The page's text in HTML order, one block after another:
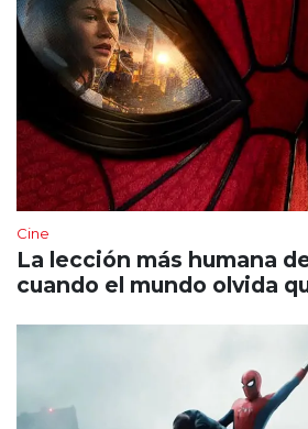
Cine
La lección más humana
cuando el mundo olvida